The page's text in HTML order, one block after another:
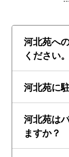
河北苑へ
ください。
河北苑に
河北苑は
ますか？